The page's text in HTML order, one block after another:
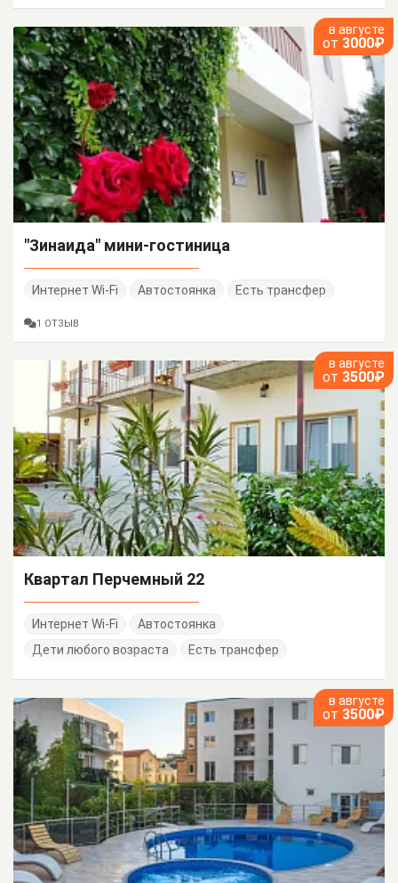
в августе
от 3000₽
"Зинаида" мини-гостиница
Интернет Wi-Fi Автостоянка Есть трансфер
1 ОТЗЫВ
в августе
от 3500₽
Квартал Перчемный 22
Интернет Wi-Fi
Автостоянка
Дети любого возраста
Есть трансфер
в августе
от 3500₽